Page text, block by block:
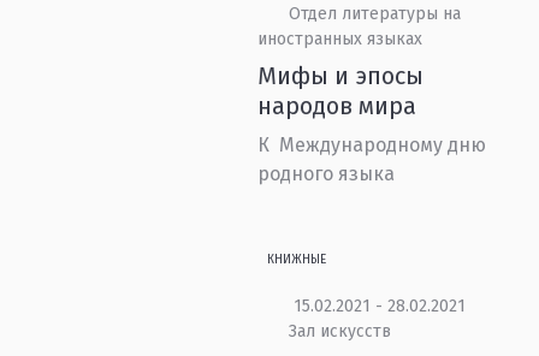
Отдел литературы на
иностранных языках
Мифы и эпосы
народов мира
К Международному дню
родного языка
КНИЖНЫЕ
15.02.2021 - 28.02.2021
Зал искусств